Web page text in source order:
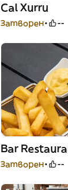
Cal Xurru
Затворен --
Bar
Затворен --